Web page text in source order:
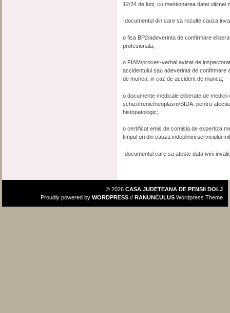
12/24 de luni, cu mentionarea datei ultimei
-documentul din care sa rezulte cauza
o fisa BP2/adeverinta de confirmare
profesionala;
o FIAM/proces-verbal avizat de
accidentului sau adeverinta de confirmare
de munca, in caz de accident de munca;
o documente medicale eliberate de
schizofrenie/neoplasm/SIDA; pentru
histopatologic;
o certificat emis de comisia de expertiza
timpul ori din cauza indeplinirii serviciului
-documentul care sa ateste data ivirii
© 2026 CASA JUDETEANA DE PENSII DOLJ
Proudly powered by WORDPRESS // RANUNCULUS Wordpress Theme